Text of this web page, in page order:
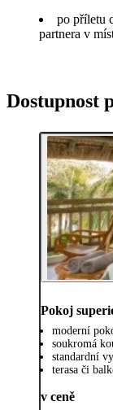
po příletu
partnera v
Dostupnost
Pokoj
moderní
soukromá
standardní
terasa či
v ceně